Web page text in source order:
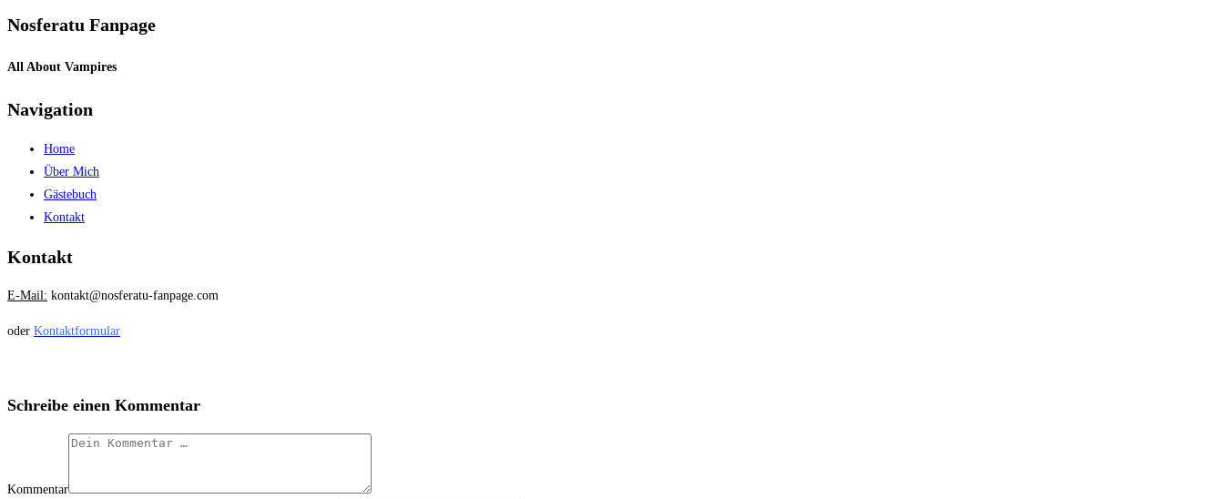
Nosferatu Fanpage
All About Vampires
Navigation
Home
Über Mich
Gästebuch
Kontakt
Kontakt
E-Mail: kontakt@nosferatu-fanpage.com
oder Kontaktformular
Schreibe einen Kommentar
Kommentar